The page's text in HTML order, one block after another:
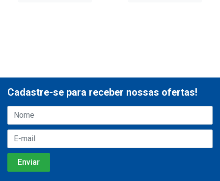
Cadastre-se para receber nossas ofertas!